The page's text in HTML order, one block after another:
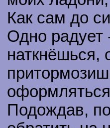
Как сам до
Одно радует
наткнёшься,
Подождав,